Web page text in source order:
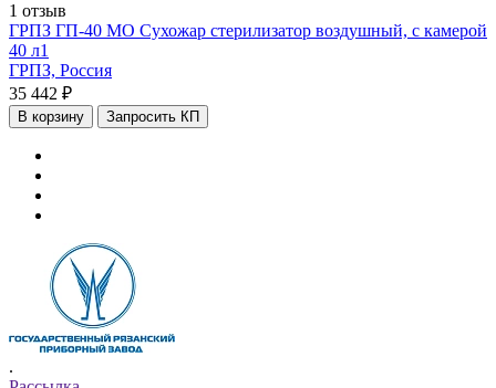
1 отзыв
ГРПЗ ГП-40 МО Сухожар стерилизатор воздушный, с камерой
40 л1
ГРПЗ, Россия
35 442 ₽
В корзину Запросить КП
.